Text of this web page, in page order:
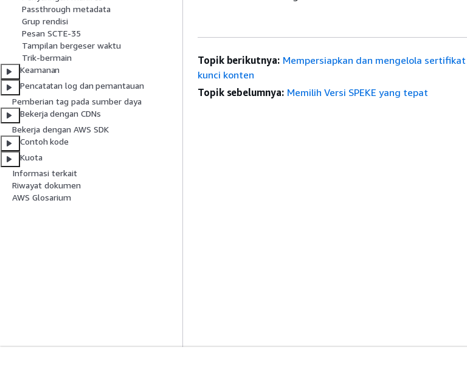
Passthrough metadata
Grup rendisi
Pesan SCTE-35
Tampilan bergeser waktu
Trik-bermain
Keamanan
Pencatatan log dan pemantauan
Pemberian tag pada sumber daya
Bekerja dengan CDNs
Bekerja dengan AWS SDK
Contoh kode
Kuota
Informasi terkait
Riwayat dokumen
AWS Glosarium
Topik berikutnya: Mempersiapkan dan mengelola
kunci konten
Topik sebelumnya: Memilih Versi SPEKE yang tepat